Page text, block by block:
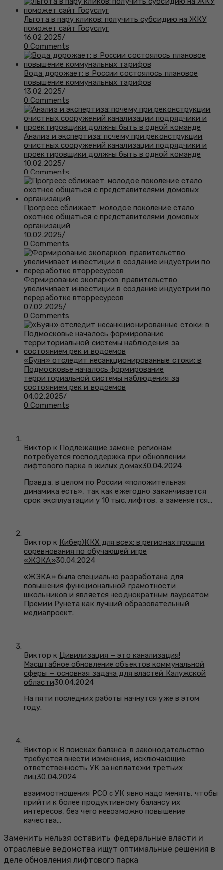
Льгота в пару кликов: получить субсидию на ЖКУ
поможет сайт Госуслуг
16.02.2025/
0 Comments
Вода дорожает: в России состоялось плановое
повышение коммунальных тарифов
13.02.2025/
0 Comments
Анализ и экспертиза: почему при реконструкции
очистных сооружений канализации подрядчики и
проектировщики должны быть в одной команде
10.02.2025/
0 Comments
Прогресс сближает: молодое поколение стало
охотнее общаться с представителями домовых
организаций
10.02.2025/
0 Comments
Формирование экопарков: правительство
увеличивает инвестиции в создание индустрии по
переработке вторресурсов
07.02.2025/
0 Comments
«Буян» отследит несанкционированные стоки: в
Подмосковье началось формирование
территориальной системы наблюдения за
состоянием рек и водоемов
04.02.2025/
0 Comments
Виктор к Подлежащие замене: регионам
потребуется господдержка при обновлении
лифтового парка в жилых домах30.04.2024
Правда, в целом по России «положительная
динамика есть», так как ежегодно заканчивается
срок эксплуатации у 10 тыс. лифтов, а заменяется…
Виктор к КиберЖКХ для всех: в регионах прошли
соревнования по обучающей игре
«ЖЭКА»30.04.2024
«ЖЭКА» была специально разработана для
повышения функциональной грамотности
школьников и является неоднократным лауреатом
Премии Рунета как лучший образовательный
медиапроект.
Виктор к Цивилизация — это канализация!
Масштабное обновление объектов коммунальной
сферы — основная задача для властей Калужской
области30.04.2024
На пяти последних работы начнутся уже в этом
году.
Виктор к В поисках баланса: в законодательство
требуется внести изменения, исключающие
ответственность УК за неплатежи третьих
лиц30.04.2024
взаимоотношения РСО с УК явно надо менять, чтобы
прийти к более продуктивному балансу их
интересов, без чего невозможно повышение
качества…
Заменить нельзя оставить: федеральные власти и
отраслевые ведомства ищут оптимальные решения в
деле обновления лифтового парка